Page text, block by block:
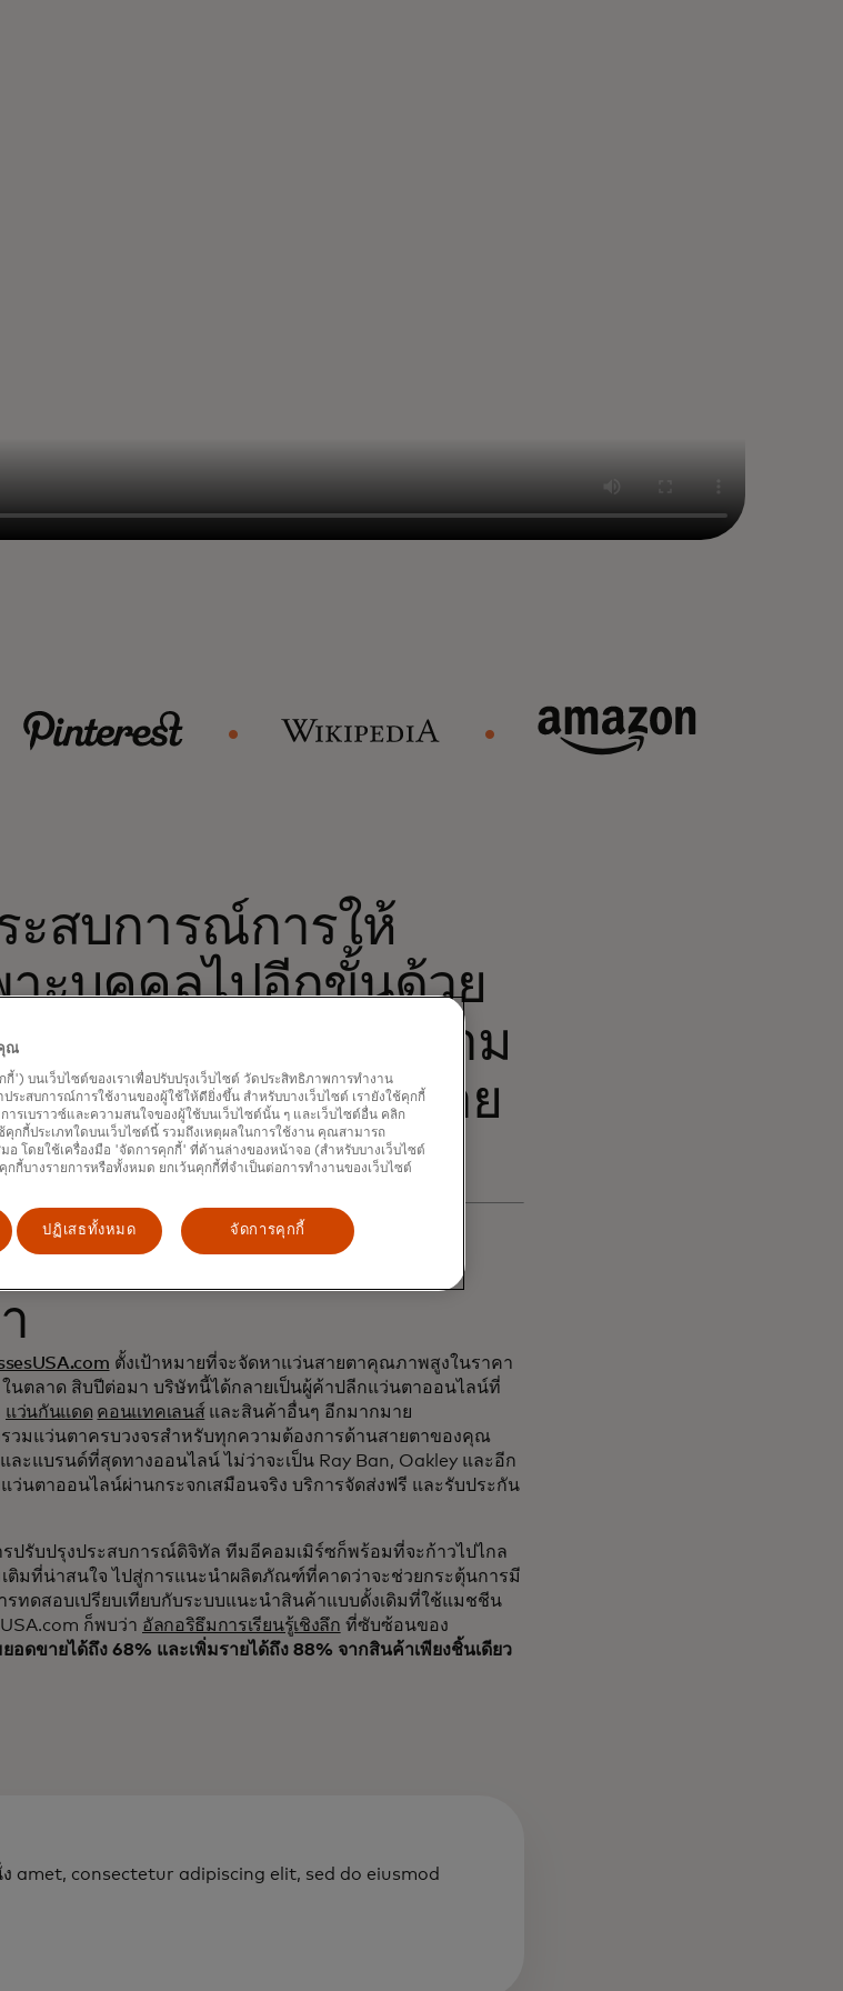
ะสบการณ์การให้
าะบุคคลไปอีกขั้นด้วย
เพื่อกระชับความ
กค้าและเพิ่มยอดขาย
ตั้งเป้าหมายที่จะจัดหาแว่นสายตาคุณภาพสูงในราคา
นตลาด สิบปีต่อมา บริษัทนี้ได้กลายเป็นผู้ค้าปลีกแว่นตาออนไลน์ที่
แว่นกันแดด คอนแทคเลนส์ และสินค้าอื่นๆ อีกมากมาย
รวมแว่นตาครบวงจรสำหรับทุกความต้องการด้านสายตาของคุณ
ละแบรนด์ที่สุดทางออนไลน์ ไม่ว่าจะเป็น Ray Ban, Oakley และอีก
ว่นตาออนไลน์ผ่านกระจกเสมือนจริง บริการจัดส่งฟรี และรับประกัน
ปรับปรุงประสบการณ์ดิจิทัล ทีมอีคอมเมิร์ซก็พร้อมที่จะก้าวไปไกล
ติมที่น่าสนใจ ไปสู่การแนะนำผลิตภัณฑ์ที่คาดว่าจะช่วยกระตุ้นการมี
รทดสอบเปรียบเทียบกับระบบแนะนำสินค้าแบบดั้งเดิมที่ใช้แมชชีน
ก็พบว่า อัลกอริธึมการเรียนรู้เชิงลึก ที่ซับซ้อนของ
ยอดขายได้ถึง 68% และเพิ่มรายได้ถึง 88% จากสินค้าเพียงชิ้นเดียว
amet, consectetur adipiscing elit, sed do eiusmod
ณ
') บนเว็บไซต์ของเราเพื่อปรับปรุงเว็บไซต์ วัดประสิทธิภาพการทำงาน
ะสบการณ์การใช้งานของผู้ใช้ให้ดียิ่งขึ้น สำหรับบางเว็บไซต์ เรายังใช้คุกกี้
รเบราวซ์และความสนใจของผู้ใช้บนเว็บไซต์นั้น ๆ และเว็บไซต์อื่น คลิก
คุกกี้ประเภทใดบนเว็บไซต์นี้ รวมถึงเหตุผลในการใช้งาน คุณสามารถ
อ โดยใช้เครื่องมือ 'จัดการคุกกี้' ที่ด้านล่างของหน้าจอ (สำหรับบางเว็บไซต์
กกี้บางรายการหรือทั้งหมด ยกเว้นคุกกี้ที่จำเป็นต่อการทำงานของเว็บไซต์
ปฏิเสธทั้งหมด จัดการคุกกี้